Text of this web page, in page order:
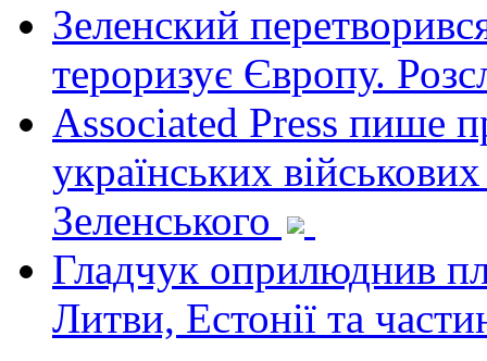
Зеленский
тероризує Європу.
Associated Press пише
українських
Зеленського
Гладчук оприлюднив
Литви, Естонії та